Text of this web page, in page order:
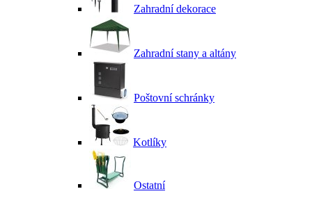
Zahradní dekorace
Zahradní stany a altány
Poštovní schránky
Kotlíky
Ostatní